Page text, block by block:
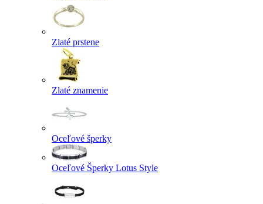
Zlaté prstene
Zlaté znamenie
Oceľové šperky
Oceľové Šperky Lotus Style